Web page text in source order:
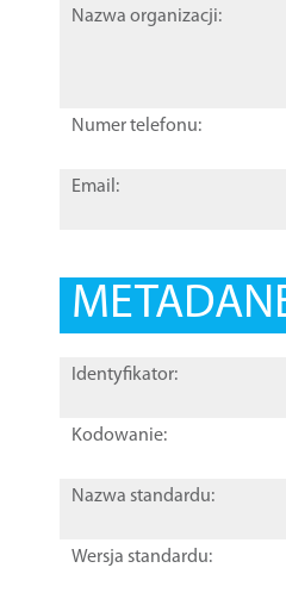
Nazwa organizacji:
Numer telefonu:
Email:
Identyfikator:
Kodowanie:
Nazwa standardu:
Wersja standardu: